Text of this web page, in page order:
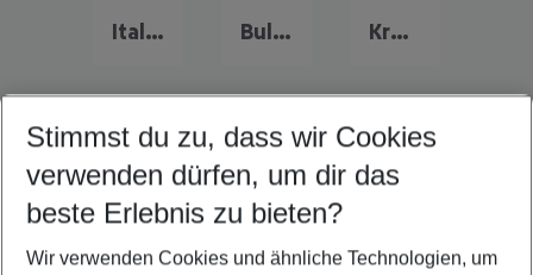
Italien Urlaub Bulgarien Urlaub Kreta Urlaub
Quicklinks
Pauschalreisen Trogir
Last Minute Trogir
Stimmst du zu, dass wir Cookies
verwenden dürfen, um dir das
beste Erlebnis zu bieten?
Wir verwenden Cookies und ähnliche Technologien, um